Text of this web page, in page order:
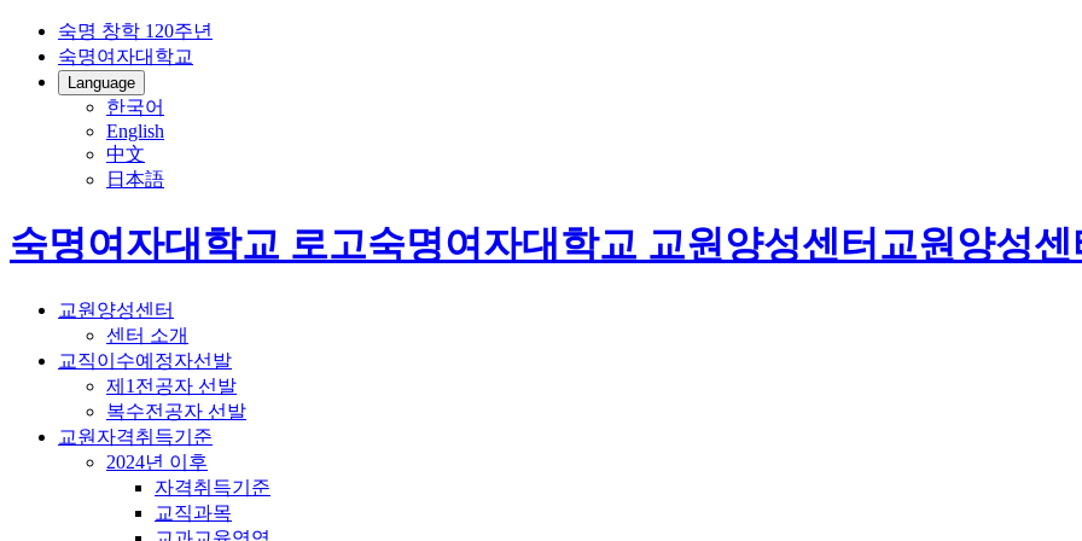
숙명 창학 120주년
숙명여자대학교
Language
한국어
English
中文
日本語
숙명여자대학교 로고숙명여자대학교 교원양성센터교원양성센
교원양성센터
센터 소개
교직이수예정자선발
제1전공자 선발
복수전공자 선발
교원자격취득기준
2024년 이후
자격취득기준
교직과목